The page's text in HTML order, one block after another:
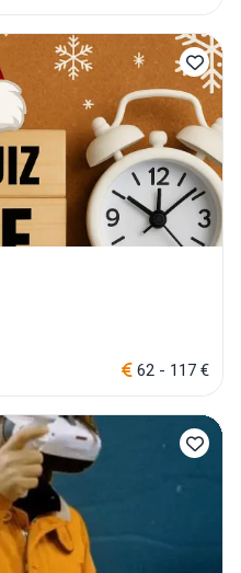
62 - 117 €